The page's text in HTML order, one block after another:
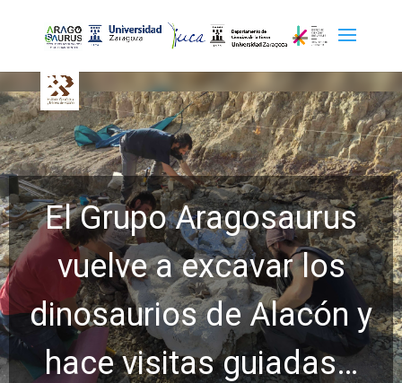
El Grupo Aragosaurus
vuelve a excavar los
dinosaurios de Alacón y
hace visitas guiadas…